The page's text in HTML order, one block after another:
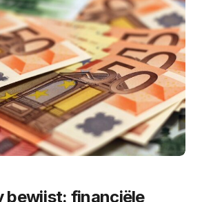
bewijst: financiële